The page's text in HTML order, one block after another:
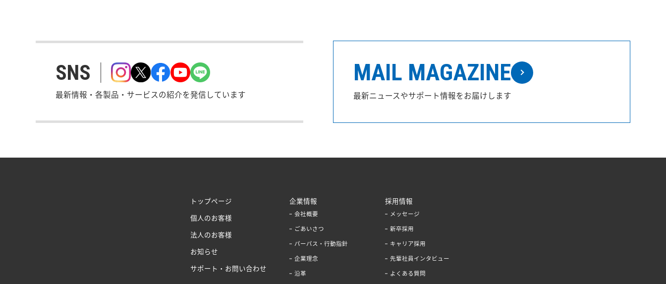
SNS
最新情報・各製品・サービスの紹介を発信しています
MAIL MAGAZINE
最新ニュースやサポート情報をお届けします
トップページ
個人のお客様
法人のお客様
お知らせ
サポート・お問い合わせ
企業情報
会社概要
ごあいさつ
パーパス・行動指針
企業理念
沿革
採用情報
メッセージ
新卒採用
キャリア採用
先輩社員インタビュー
よくある質問